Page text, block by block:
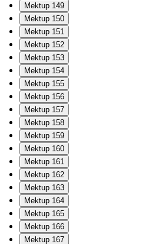
Mektup 149
Mektup 150
Mektup 151
Mektup 152
Mektup 153
Mektup 154
Mektup 155
Mektup 156
Mektup 157
Mektup 158
Mektup 159
Mektup 160
Mektup 161
Mektup 162
Mektup 163
Mektup 164
Mektup 165
Mektup 166
Mektup 167